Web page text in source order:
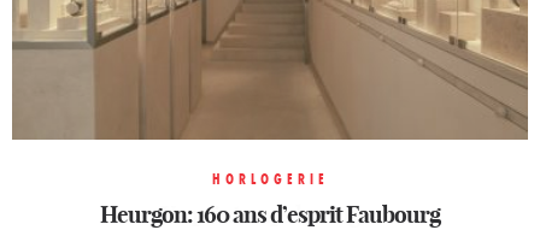
HORLOGERIE
Heurgon: 160 ans d’esprit Faubourg
HORLOGERIE
Un printemps horloger
HORLOGERIE
Héritage réinventé